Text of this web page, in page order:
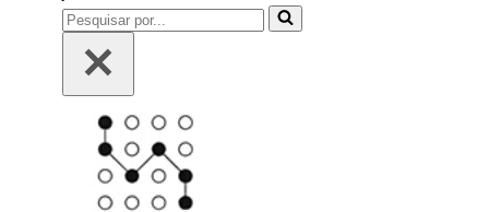
Pesquisar
por...